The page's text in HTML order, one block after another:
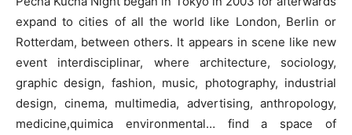
expand to cities of all the world like London, Berlin or
Rotterdam, between others. It appears in scene like new
event interdisciplinar, where architecture, sociology,
graphic design, fashion, music, photography, industrial
design, cinema, multimedia, advertising, anthropology,
medicine,quimica environmental… find a space of